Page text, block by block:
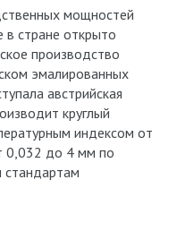
мощностей
в стране открыто
производство
эмалированных
австрийская
круглый
индексом от
0,032 до 4 мм по